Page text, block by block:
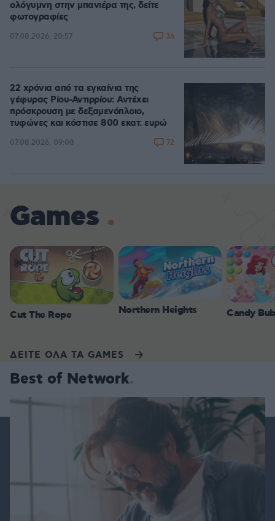
ολόγυμνη στην μπανιέρα της, δείτε
φωτογραφίες
07.08.2026, 20:57 36
22 χρόνια από τα εγκαίνια της
γέφυρας Ρίου-Αντιρρίου: Αντέχει
πρόσκρουση με δεξαμενόπλοιο,
τυφώνες και κόστισε 800 εκατ. ευρώ
07.08.2026, 09:08 72
Games
Cut The Rope Northern Heights Candy
ΔΕΙΤΕ ΟΛΑ ΤΑ GAMES
Best of Network